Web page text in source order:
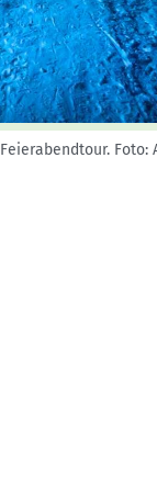
Bergsteigen
Foto: